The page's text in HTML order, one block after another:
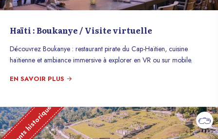
Haïti : Boukanye / Visite virtuelle
Découvrez Boukanye : restaurant pirate du Cap-Haïtien, cuisine
haïtienne et ambiance immersive à explorer en VR ou sur mobile.
EN SAVOIR PLUS